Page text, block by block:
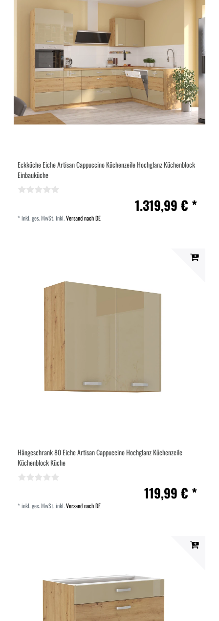
Eckküche Eiche Artisan Cappuccino Küchenzeile Hochglanz Küchenblock
Einbauküche
1.319,99 € *
*inkl. ges. MwSt.inkl.Versand nach DE
Hängeschrank 80 Eiche Artisan Cappuccino Hochglanz Küchenzeile
Küchenblock Küche
119,99 € *
*inkl. ges. MwSt.inkl.Versand nach DE